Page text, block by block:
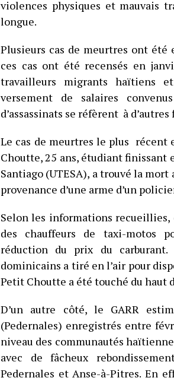
violences physiques et mauvais
longue.
Plusieurs cas de meurtres ont été
ces cas ont été recensés en
travailleurs migrants haïtiens
versement de salaires
d’assassinats se réfèrent à
Le cas de meurtres le plus récent
Choutte, 25 ans, étudiant finissant
Santiago (UTESA), a trouvé la
provenance d’une arme d’un
Selon les informations recueillies,
des chauffeurs de taxi-motos
réduction du prix du
dominicains a tiré en l’air pour
Petit Choutte a été touché du haut
D’un autre côté, le GARR
(Pedernales) enregistrés entre
niveau des communautés
avec de fâcheux
Pedernales et Anse-à-Pitres. En